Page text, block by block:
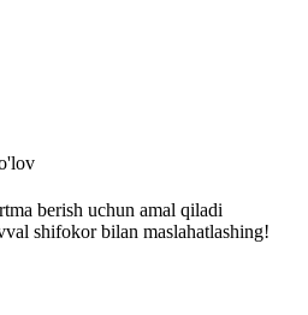
berish uchun amal qiladi
shifokor bilan maslahatlashing!